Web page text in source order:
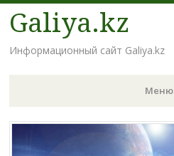
Galiya.kz
Информационный сайт Galiya.kz
Меню
Наверх